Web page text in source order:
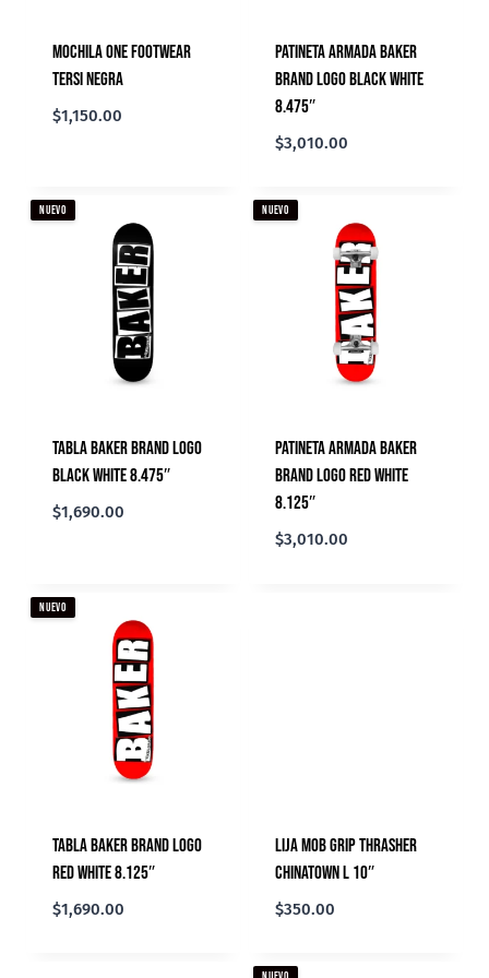
Mochila ONE Footwear
Tersi Negra
$1,150.00
Patineta Armada Baker
Brand Logo Black White
8.475″
$3,010.00
NUEVO
Tabla Baker Brand Logo
Black White 8.475″
$1,690.00
NUEVO
Patineta Armada Baker
Brand Logo Red White
8.125″
$3,010.00
NUEVO
Tabla Baker Brand Logo
Red White 8.125″
$1,690.00
Lija Mob Grip Thrasher
Chinatown L 10″
$350.00